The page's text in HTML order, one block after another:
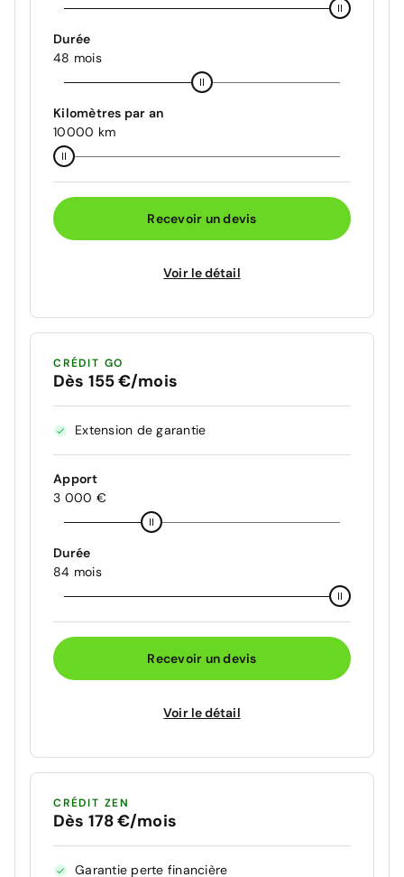
Durée
48 mois
Kilomètres par an
10000 km
Recevoir un devis
Voir le détail
CRÉDIT GO
Dès 155 €/mois
Extension de garantie
Apport
3 000 €
Durée
84 mois
Recevoir un devis
Voir le détail
CRÉDIT ZEN
Dès 178 €/mois
Garantie perte financière